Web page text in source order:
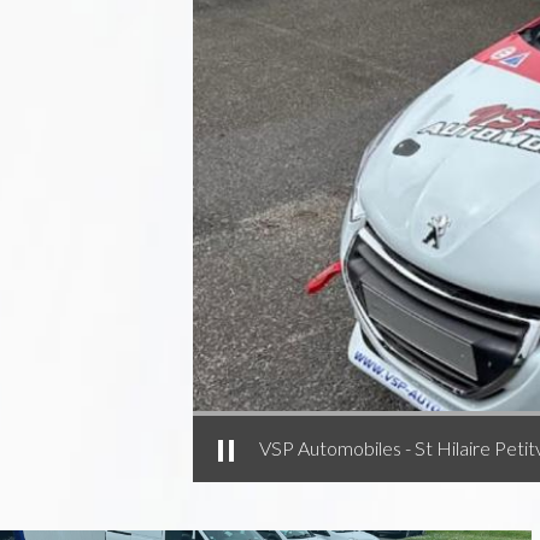
VSP Automobiles - St Hilaire